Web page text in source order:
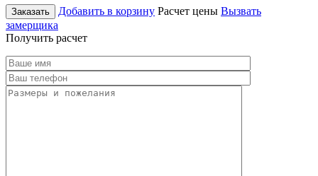
Заказать Добавить в корзину Расчет цены Вызвать
замерщика
Получить расчет